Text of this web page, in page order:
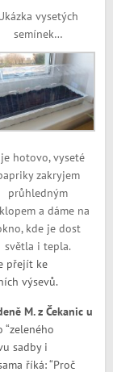
vysetých
semínek…
je hotovo, vyseté
zakryjem
průhledným
a dáme na
kde je dost
světla i tepla.
přejít ke
výsevů.
M. z Čekanic u
sadby i
říká: “Proč